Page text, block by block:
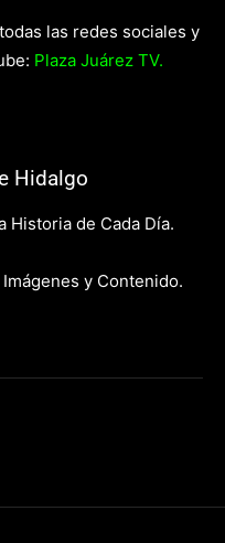
las redes sociales y
Plaza Juárez TV.
Hidalgo
Historia de Cada Día.
y Contenido.